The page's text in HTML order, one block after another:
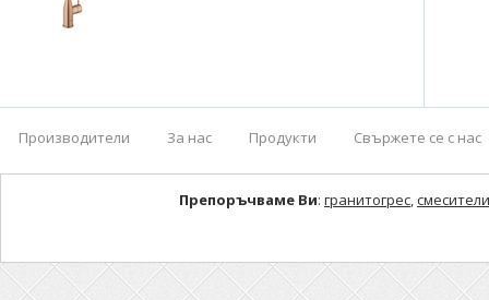
Производители За нас Продукти Свържете се с нас
Препоръчваме Ви: гранитогрес,